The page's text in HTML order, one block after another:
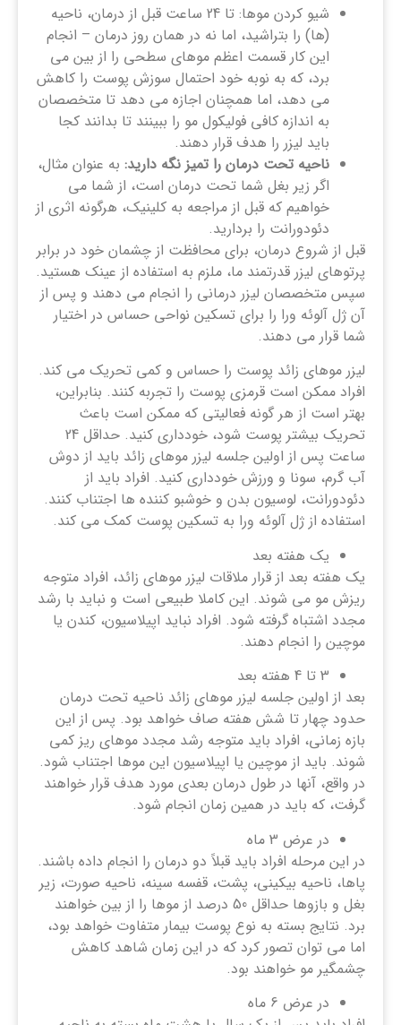
شیو کردن موها: تا 24 ساعت قبل از درمان، ناحیه
(ها) را بتراشید، اما نه در همان روز درمان – انجام
این کار قسمت اعظم موهای سطحی را از بین می
برد، که به نوبه خود احتمال سوزش پوست را کاهش
می دهد، اما همچنان اجازه می دهد تا متخصصان
به اندازه کافی فولیکول مو را ببینند تا بدانند کجا
باید لیزر را هدف قرار دهند.
ناحیه تحت درمان را تمیز نگه دارید: به عنوان مثال،
اگر زیر بغل شما تحت درمان است، از شما می
خواهیم که قبل از مراجعه به کلینیک، هرگونه اثری از
دئودورانت را بردارید.
قبل از شروع درمان، برای محافظت از چشمان خود در برابر
پرتوهای لیزر قدرتمند ما، ملزم به استفاده از عینک هستید.
سپس متخصصان لیزر درمانی را انجام می دهند و پس از
آن ژل آلوئه ورا را برای تسکین نواحی حساس در اختیار
شما قرار می دهند.
لیزر موهای زائد پوست را حساس و کمی تحریک می کند.
افراد ممکن است قرمزی پوست را تجربه کنند. بنابراین،
بهتر است از هر گونه فعالیتی که ممکن است باعث
تحریک بیشتر پوست شود، خودداری کنید. حداقل 24
ساعت پس از اولین جلسه لیزر موهای زائد باید از دوش
آب گرم، سونا و ورزش خودداری کنید. افراد باید از
دئودورانت، لوسیون بدن و خوشبو کننده ها اجتناب کنند.
استفاده از ژل آلوئه ورا به تسکین پوست کمک می کند.
یک هفته بعد
یک هفته بعد از قرار ملاقات لیزر موهای زائد، افراد متوجه
ریزش مو می شوند. این کاملا طبیعی است و نباید با رشد
مجدد اشتباه گرفته شود. افراد نباید اپیلاسیون، کندن یا
موچین را انجام دهند.
3 تا 4 هفته بعد
بعد از اولین جلسه لیزر موهای زائد ناحیه تحت درمان
حدود چهار تا شش هفته صاف خواهد بود. پس از این
بازه زمانی، افراد باید متوجه رشد مجدد موهای ریز کمی
شوند. باید از موچین یا اپیلاسیون این موها اجتناب شود.
در واقع، آنها در طول درمان بعدی مورد هدف قرار خواهند
گرفت، که باید در همین زمان انجام شود.
در عرض 3 ماه
در این مرحله افراد باید قبلاً دو درمان را انجام داده باشند.
پاها، ناحیه بیکینی، پشت، قفسه سینه، ناحیه صورت، زیر
بغل و بازوها حداقل 50 درصد از موها را از بین خواهند
برد. نتایج بسته به نوع پوست بیمار متفاوت خواهد بود،
اما می توان تصور کرد که در این زمان شاهد کاهش
چشمگیر مو خواهند بود.
در عرض 6 ماه